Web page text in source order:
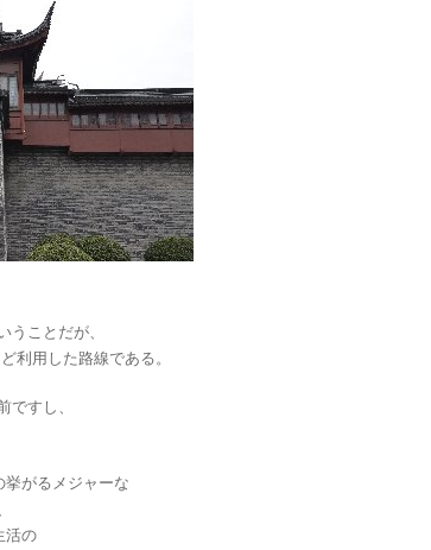
うことだが、
利用した路線である。
ですし、
挙がるメジャーな
活の